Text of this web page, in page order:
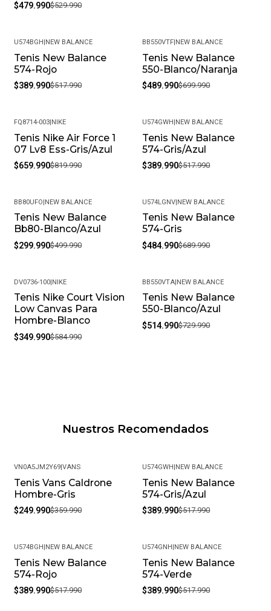
$479.990$529.990
-25%
U574BGH|NEW BALANCE
Tenis New Balance
574-Rojo
$389.990$517.990
-30%
BB550VTF|NEW BALANCE
Tenis New Balance
550-Blanco/Naranja
$489.990$699.990
-20%
FQ8714-003|NIKE
Tenis Nike Air Force 1
07 Lv8 Ess-Gris/Azul
$659.990$819.990
-25%
U574GWH|NEW BALANCE
Tenis New Balance
574-Gris/Azul
$389.990$517.990
-40%
BB80UFO|NEW BALANCE
Tenis New Balance
Bb80-Blanco/Azul
$299.990$499.990
-30%
U574LGNV|NEW BALANCE
Tenis New Balance
574-Gris
$484.990$689.990
-40%
DV0736-100|NIKE
Tenis Nike Court Vision
Low Canvas Para
Hombre-Blanco
$349.990$584.990
-29%
BB550VTA|NEW BALANCE
Tenis New Balance
550-Blanco/Azul
$514.990$729.990
Nuestros Recomendados
-31%
VN0A5JM2Y69|VANS
Tenis Vans Caldrone
Hombre-Gris
$249.990$359.990
-25%
U574GWH|NEW BALANCE
Tenis New Balance
574-Gris/Azul
$389.990$517.990
-25%
U574BGH|NEW BALANCE
Tenis New Balance
574-Rojo
$389.990$517.990
-25%
U574GNH|NEW BALANCE
Tenis New Balance
574-Verde
$389.990$517.990